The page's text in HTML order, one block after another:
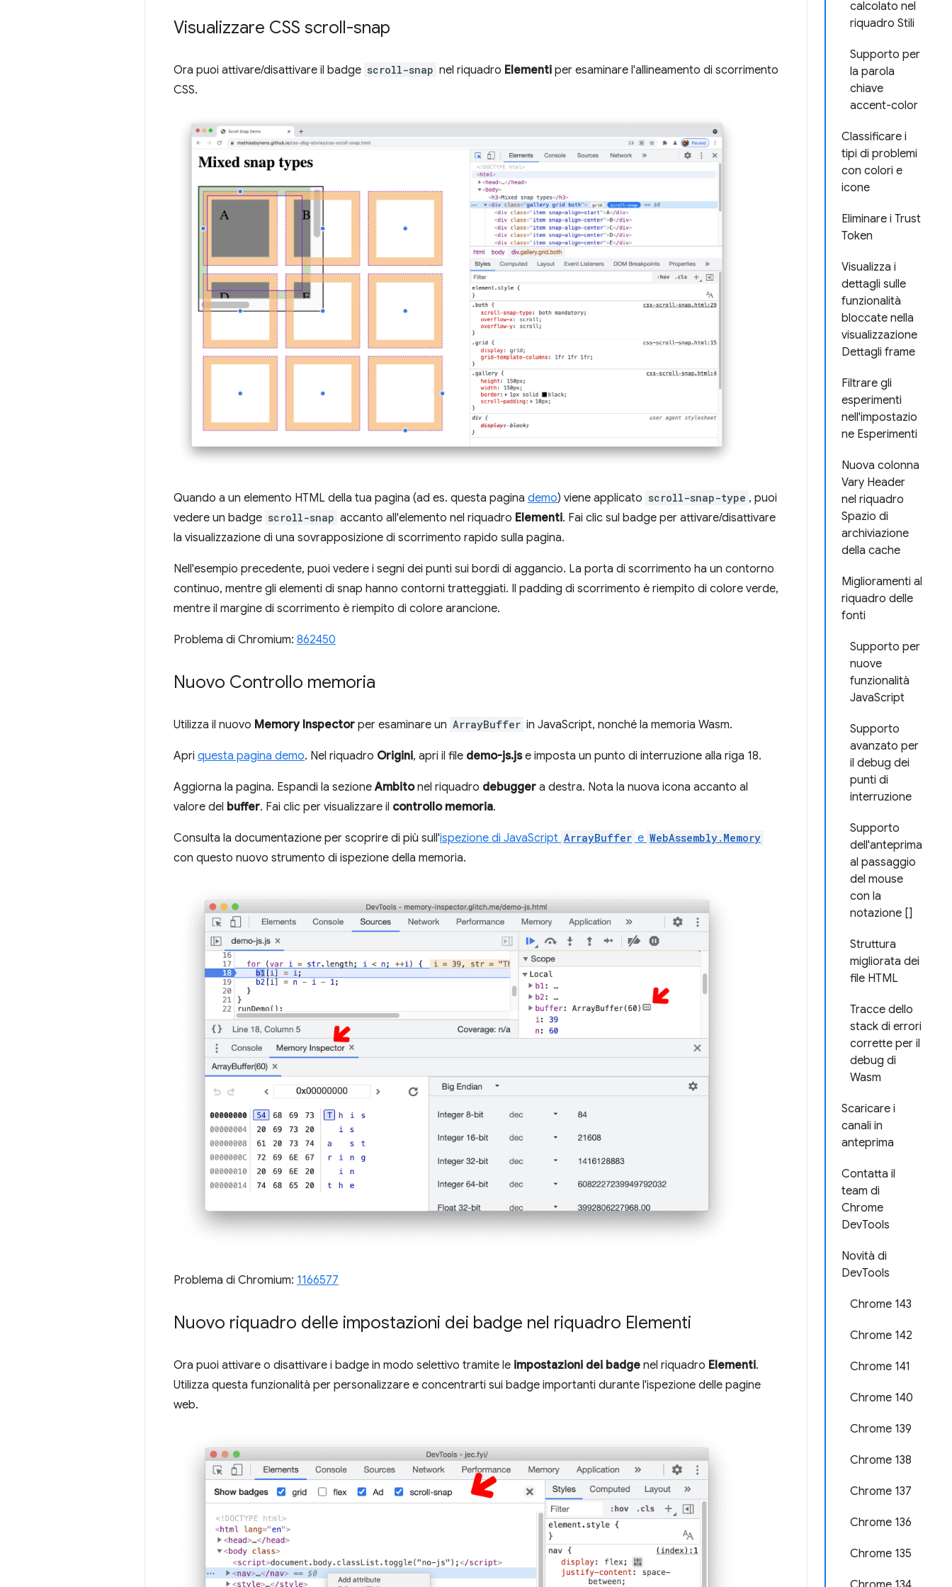
calcolato nel
riquadro Stili
Supporto per
la parola
chiave
accent-color
Classificare i
tipi di problemi
con colori e
icone
Eliminare i Trust
Token
Visualizza i
dettagli sulle
funzionalità
bloccate nella
visualizzazione
Dettagli frame
Filtrare gli
esperimenti
nell'impostazio
ne Esperimenti
Nuova colonna
Vary Header
nel riquadro
Spazio di
archiviazione
della cache
Miglioramenti al
riquadro delle
fonti
Supporto per
nuove
funzionalità
JavaScript
Supporto
avanzato per
il debug dei
punti di
interruzione
Supporto
dell'anteprima
al passaggio
del mouse
con la
notazione []
Struttura
migliorata dei
file HTML
Tracce dello
stack di errori
corrette per il
debug di
Wasm
Scaricare i
canali in
anteprima
Contatta il
team di
Chrome
DevTools
Novità di
DevTools
Chrome 143
Chrome 142
Chrome 141
Chrome 140
Chrome 139
Chrome 138
Chrome 137
Chrome 136
Chrome 135
Visualizzare CSS scroll-snap
Ora puoi attivare/disattivare il badge scroll-snap nel riquadro Elementi per esaminare l'allineamento di scorrimento
CSS.
Quando a un elemento HTML della tua pagina (ad es. questa pagina demo) viene applicato scroll-snap-type , puoi
vedere un badge scroll-snap accanto all'elemento nel riquadro Elementi. Fai clic sul badge per attivare/disattivare
la visualizzazione di una sovrapposizione di scorrimento rapido sulla pagina.
Nell'esempio precedente, puoi vedere i segni dei punti sui bordi di aggancio. La porta di scorrimento ha un contorno
continuo, mentre gli elementi di snap hanno contorni tratteggiati. Il padding di scorrimento è riempito di colore verde,
mentre il margine di scorrimento è riempito di colore arancione.
Problema di Chromium: 862450
Nuovo Controllo memoria
Utilizza il nuovo Memory Inspector per esaminare un ArrayBuffer in JavaScript, nonché la memoria Wasm.
Apri questa pagina demo. Nel riquadro Origini, apri il file demo-js.jse imposta un punto di interruzione alla riga 18.
Aggiorna la pagina. Espandi la sezioneAmbitonel riquadro debugger a destra. Nota la nuova icona accanto al
valore del buffer. Fai clic per visualizzare il controllo memoria.
Consulta la documentazione per scoprire di più sull'ispezione di JavaScript ArrayBuffer e WebAssembly.Memory
con questo nuovo strumento di ispezione della memoria.
Problema di Chromium: 1166577
Nuovo riquadro delle impostazioni dei badge nel riquadro Elementi
Ora puoi attivare o disattivare i badge in modo selettivo tramite le impostazioni dei badge nel riquadro Elementi.
Utilizza questa funzionalità per personalizzare e concentrarti sui badge importanti durante l'ispezione delle pagine
web.